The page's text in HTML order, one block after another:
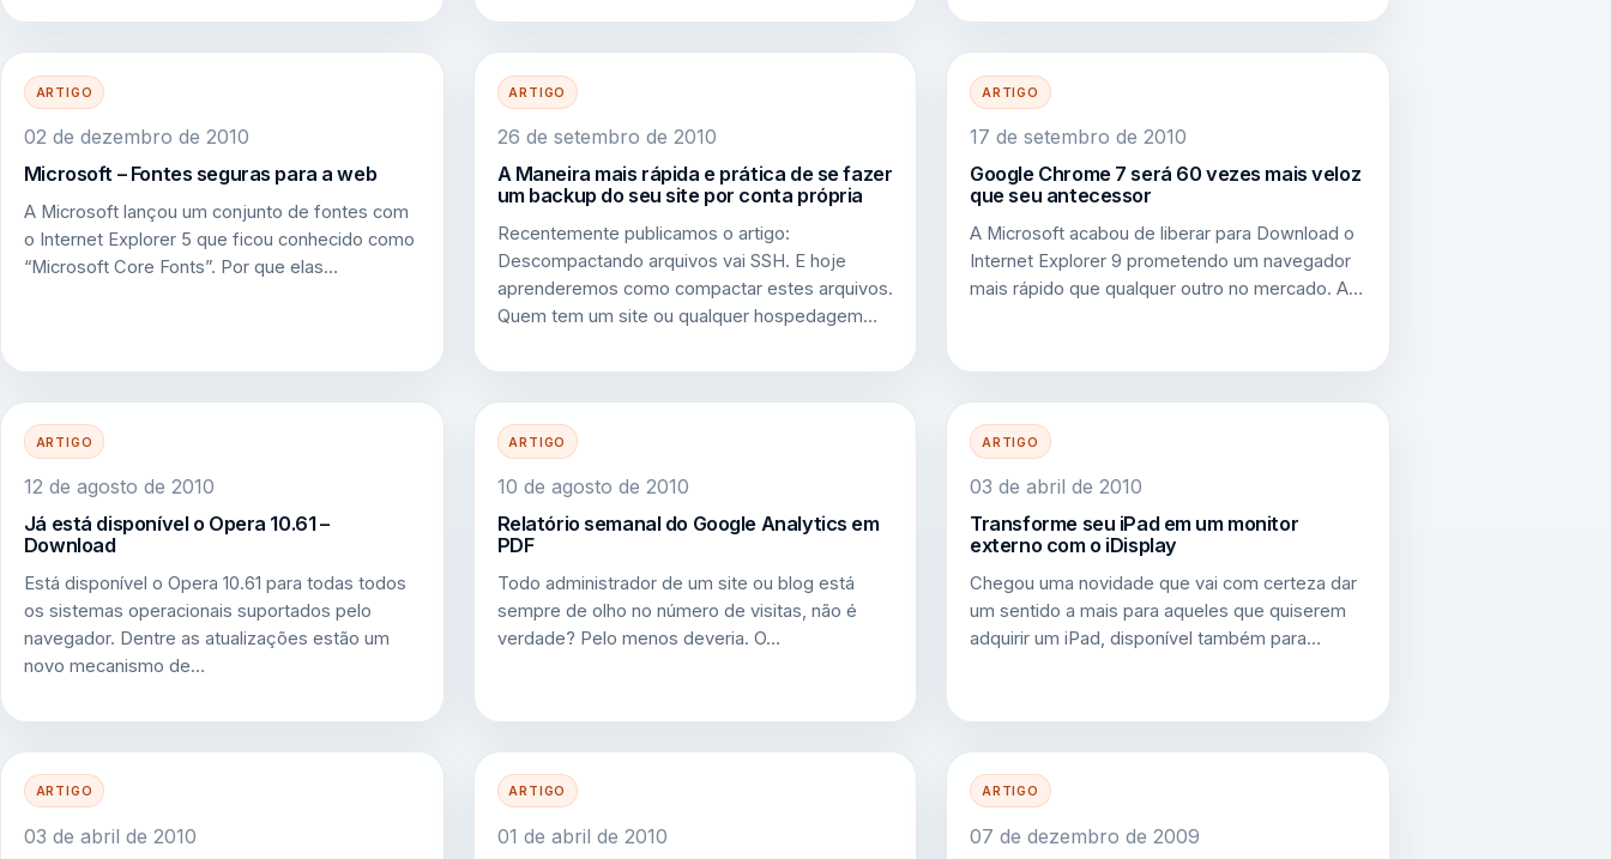
ARTIGO
02 de dezembro de 2010
Microsoft – Fontes seguras para a web
A Microsoft lançou um conjunto de fontes com
o Internet Explorer 5 que ficou conhecido como
“Microsoft Core Fonts”. Por que elas…
ARTIGO
26 de setembro de 2010
A Maneira mais rápida e prática de se fazer
um backup do seu site por conta própria
Recentemente publicamos o artigo:
Descompactando arquivos vai SSH. E hoje
aprenderemos como compactar estes arquivos.
Quem tem um site ou qualquer hospedagem…
ARTIGO
17 de setembro de 2010
Google Chrome 7 será 60 vezes mais veloz
que seu antecessor
A Microsoft acabou de liberar para Download o
Internet Explorer 9 prometendo um navegador
mais rápido que qualquer outro no mercado. A…
ARTIGO
12 de agosto de 2010
Já está disponível o Opera 10.61 –
Download
Está disponível o Opera 10.61 para todas todos
os sistemas operacionais suportados pelo
navegador. Dentre as atualizações estão um
novo mecanismo de…
ARTIGO
10 de agosto de 2010
Relatório semanal do Google Analytics em
PDF
Todo administrador de um site ou blog está
sempre de olho no número de visitas, não é
verdade? Pelo menos deveria. O…
ARTIGO
03 de abril de 2010
Transforme seu iPad em um monitor
externo com o iDisplay
Chegou uma novidade que vai com certeza dar
um sentido a mais para aqueles que quiserem
adquirir um iPad, disponível também para…
ARTIGO
03 de abril de 2010
ARTIGO
01 de abril de 2010
ARTIGO
07 de dezembro de 2009